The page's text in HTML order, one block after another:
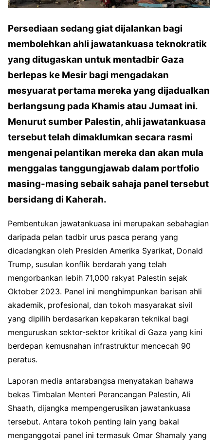
Persediaan sedang giat dijalankan bagi
membolehkan ahli jawatankuasa teknokratik
yang ditugaskan untuk mentadbir Gaza
berlepas ke Mesir bagi mengadakan
mesyuarat pertama mereka yang dijadualkan
berlangsung pada Khamis atau Jumaat ini.
Menurut sumber Palestin, ahli jawatankuasa
tersebut telah dimaklumkan secara rasmi
mengenai pelantikan mereka dan akan mula
menggalas tanggungjawab dalam portfolio
masing-masing sebaik sahaja panel tersebut
bersidang di Kaherah.
Pembentukan jawatankuasa ini merupakan sebahagian
daripada pelan tadbir urus pasca perang yang
dicadangkan oleh Presiden Amerika Syarikat, Donald
Trump, susulan konflik berdarah yang telah
mengorbankan lebih 71,000 rakyat Palestin sejak
Oktober 2023. Panel ini menghimpunkan barisan ahli
akademik, profesional, dan tokoh masyarakat sivil
yang dipilih berdasarkan kepakaran teknikal bagi
menguruskan sektor-sektor kritikal di Gaza yang kini
berdepan kemusnahan infrastruktur mencecah 90
peratus.
Laporan media antarabangsa menyatakan bahawa
bekas Timbalan Menteri Perancangan Palestin, Ali
Shaath, dijangka mempengerusikan jawatankuasa
tersebut. Antara tokoh penting lain yang bakal
menganggotai panel ini termasuk Omar Shamaly yang